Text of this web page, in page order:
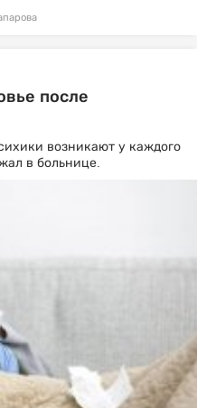
после
возникают у каждого
в больнице.